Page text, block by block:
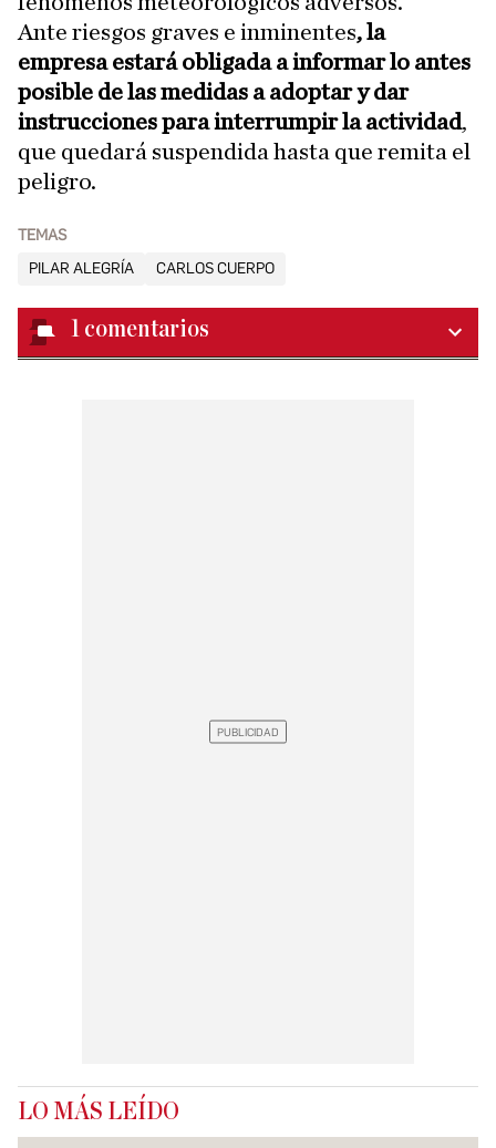
Ante riesgos graves e inminentes, la
empresa estará obligada a informar lo antes
posible de las medidas a adoptar y dar
instrucciones para interrumpir la actividad,
que quedará suspendida hasta que remita el
peligro.
TEMAS
PILAR ALEGRÍA
CARLOS CUERPO
1 comentarios
LO MÁS LEÍDO